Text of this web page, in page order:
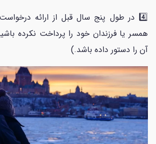
4️⃣ در طول پنج سال قبل از ارائه
همسر یا فرزندان خود را پرداخت نکرده
آن را دستور داده باشد.)